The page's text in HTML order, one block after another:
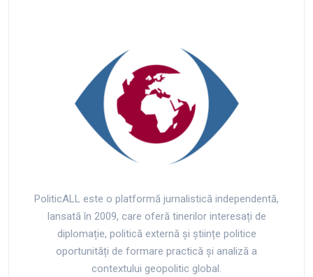
PoliticALL este o platformă jurnalistică independentă,
lansată în 2009, care oferă tinerilor interesați de
diplomație, politică externă și științe politice
oportunități de formare practică și analiză a
contextului geopolitic global.